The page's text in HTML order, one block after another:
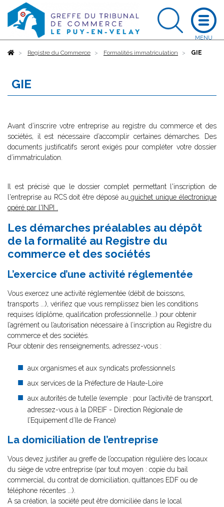
AccueilRegistre du Commerce Formalités immatriculation GIE
GIE
Avant d’inscrire votre entreprise au registre du commerce et des
sociétés, il est nécessaire d’accomplir certaines démarches. Des
documents justificatifs seront exigés pour compléter votre dossier
d’immatriculation.
Il est précisé que le dossier complet permettant l'inscription de
l'entreprise au RCS doit être déposé au guichet unique électronique
opéré par l'INPI
Les démarches préalables au dépôt
de la formalité au Registre du
commerce et des sociétés
L’exercice d’une activité réglementée
Vous exercez une activité réglementée (débit de boissons,
transports ...), vérifiez que vous remplissez bien les conditions
requises (diplôme, qualification professionnelle...) pour obtenir
l’agrément ou l’autorisation nécessaire à l’inscription au Registre du
commerce et des sociétés.
Pour obtenir des renseignements, adressez-vous :
aux organismes et aux syndicats professionnels
aux services de la Préfecture de Haute-Loire
aux autorités de tutelle (exemple : pour l’activité de transport,
adressez-vous à la DREIF - Direction Régionale de
l’Equipement d’Ile de France)
La domiciliation de l’entreprise
Vous devez justifier au greffe de l’occupation régulière des locaux
du siège de votre entreprise (par tout moyen : copie du bail
commercial, du contrat de domiciliation, quittances EDF ou de
téléphone récentes ...).
A sa création, la société peut être domiciliée dans le local